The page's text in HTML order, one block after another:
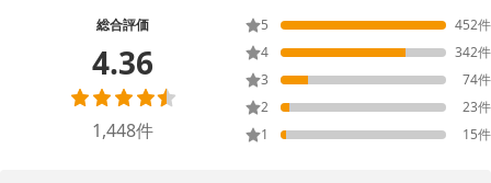
総合評価
4.36
1,448件
5 452件
4
342件
3
74件
2
23件
1
15件